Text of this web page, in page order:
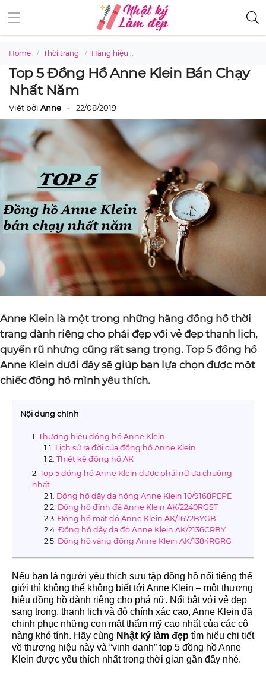
Home Thời trang Hàng hiệu
Top 5 Đồng Hồ Anne Klein Bán Chạy
Nhất Năm
Viết bởi Anne 22/08/2019
Anne Klein là một trong những hãng đồng hồ thời
trang dành riêng cho phái đẹp với vẻ đẹp thanh lịch,
quyến rũ nhưng cũng rất sang trọng. Top 5 đồng hồ
Anne Klein dưới đây sẽ giúp bạn lựa chọn được một
chiếc đồng hồ mình yêu thích.
Nội dung chính
Thương hiệu đồng hồ Anne Klein
Lịch sử ra đời của đồng hồ Anne Klein
Thiết kế đồng hồ AK
Top 5 đồng hồ Anne Klein được phái nữ ưa chuộng
nhất
Đồng hồ dây da hồng Anne Klein 10/9168PEPE
Đồng hồ đính đá Anne Klein AK/2240RGST
Đồng hồ mặt đỏ Anne Klein AK/1672BYGB
Đồng hồ dây da đỏ Anne Klein AK/2136CRBY
Đồng hồ vàng đồng Anne Klein AK/1384RGRG
Nếu bạn là người yêu thích sưu tập đồng hồ nổi tiếng thế
giới thì không thể không biết tới Anne Klein – một thương
hiệu đồng hồ dành riêng cho phá nữ. Nổi bật với vẻ đẹp
sang trọng, thanh lịch và độ chính xác cao, Anne Klein đã
chinh phục những con mắt thẩm mỹ cao nhất của các cô
nàng khó tính. Hãy cùng Nhật ký làm đẹp tìm hiểu chi tiết
về thương hiệu này và “vinh danh” top 5 đồng hồ Anne
Klein được yêu thích nhất trong thời gian gần đây nhé.